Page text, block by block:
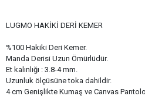
LUGMO HAKİKİ DERİ KEMER
%100 Hakiki Deri Kemer.
Manda Derisi Uzun Ömürlüdür.
Et kalınlığı : 3.8-4 mm.
Uzunluk ölçüsüne toka dahildir.
4 cm Genişlikte Kumaş ve Canvas